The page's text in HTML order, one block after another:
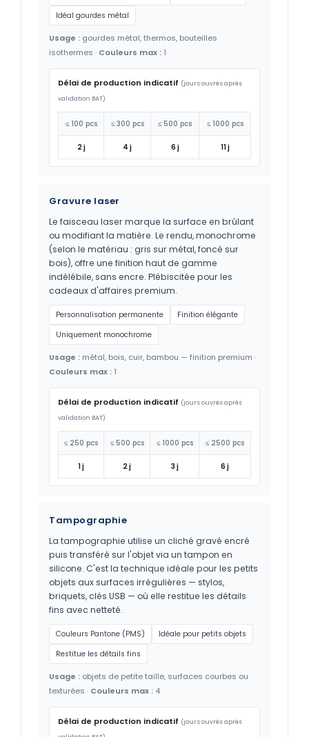
Idéal gourdes métal
Usage : gourdes métal, thermos, bouteilles
isothermes · Couleurs max : 1
Délai de production indicatif (jours ouvrés après
validation BAT)
≤ 100 pcs ≤ 300 pcs ≤ 500 pcs ≤ 1000 pcs
2 j 4 j 6 j 11 j
Gravure laser
Le faisceau laser marque la surface en brûlant
ou modifiant la matière. Le rendu, monochrome
(selon le matériau : gris sur métal, foncé sur
bois), offre une finition haut de gamme
indélébile, sans encre. Plébiscitée pour les
cadeaux d'affaires premium.
Personnalisation permanente
Finition élégante
Uniquement monochrome
Usage : métal, bois, cuir, bambou — finition premium ·
Couleurs max : 1
Délai de production indicatif (jours ouvrés après
validation BAT)
≤ 250 pcs ≤ 500 pcs ≤ 1000 pcs ≤ 2500 pcs
1 j 2 j 3 j 6 j
Tampographie
La tampographie utilise un cliché gravé encré
puis transféré sur l'objet via un tampon en
silicone. C'est la technique idéale pour les petits
objets aux surfaces irrégulières — stylos,
briquets, clés USB — où elle restitue les détails
fins avec netteté.
Couleurs Pantone (PMS)
Idéale pour petits objets
Restitue les détails fins
Usage : objets de petite taille, surfaces courbes ou
texturées · Couleurs max : 4
Délai de production indicatif (jours ouvrés après